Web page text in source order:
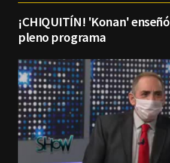
¡CHIQUITÍN! 'Konan'
pleno programa